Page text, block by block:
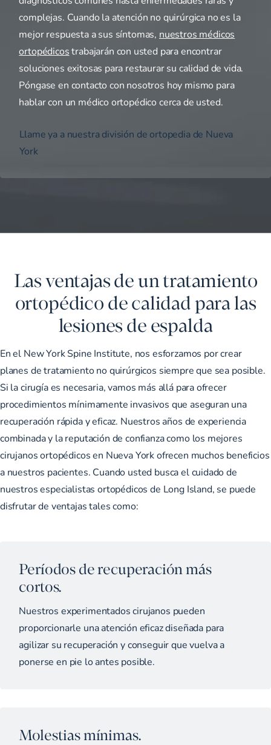
complejas. Cuando la atención no quirúrgica no es la
mejor respuesta a sus síntomas, nuestros médicos
ortopédicostrabajarán con usted para encontrar
soluciones exitosas para restaurar su calidad de vida.
Póngase en contacto con nosotros hoy mismo para
hablar con un médico ortopédico cerca de usted.
Llame ya a nuestra división de ortopedia de Nueva
York
Las ventajas de un tratamiento
ortopédico de calidad para las
lesiones de espalda
En el New York Spine Institute, nos esforzamos por crear
planes de tratamiento no quirúrgicos siempre que sea posible.
Si la cirugía es necesaria, vamos más allá para ofrecer
procedimientos mínimamente invasivos que aseguran una
recuperación rápida y eficaz. Nuestros años de experiencia
combinada y la reputación de confianza como los mejores
cirujanos ortopédicos en Nueva York ofrecen muchos beneficios
a nuestros pacientes. Cuando usted busca el cuidado de
nuestros especialistas ortopédicos de Long Island, se puede
disfrutar de ventajas tales como:
Períodos de recuperación más
cortos.
Nuestros experimentados cirujanos pueden
proporcionarle una atención eficaz diseñada para
agilizar su recuperación y conseguir que vuelva a
ponerse en pie lo antes posible.
Molestias mínimas.